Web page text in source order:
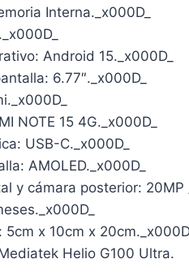
Interna._x000D_
Android 15._x000D_
6.77″._x000D_
NOTE 15 4G._x000D_
USB-C._x000D_
AMOLED._x000D_
y cámara posterior: 20MP
5cm x 10cm x
Helio G100 Ultra.